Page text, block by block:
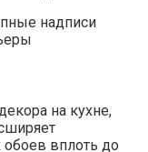
надписи
на кухне,
вплоть до